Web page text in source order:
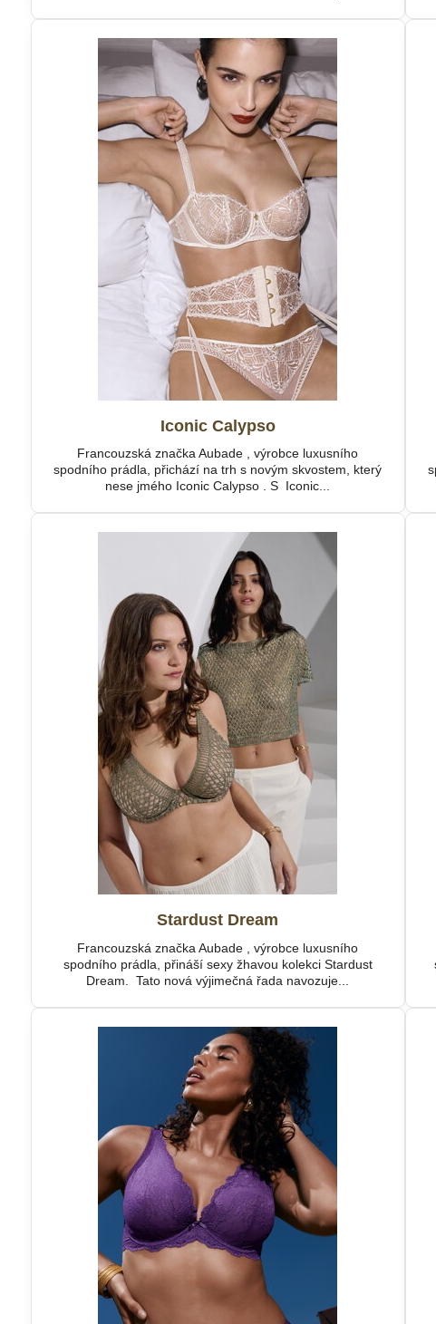
Iconic Calypso
Francouzská značka Aubade , výrobce luxusního
spodního prádla, přichází na trh s novým skvostem, který
nese jmého Iconic Calypso . S Iconic...
Stardust Dream
Francouzská značka Aubade , výrobce luxusního
spodního prádla, přináší sexy žhavou kolekci Stardust
Dream. Tato nová výjimečná řada navozuje...